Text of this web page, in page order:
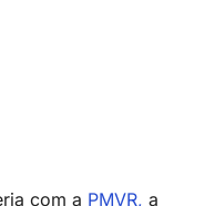
com a PMVR, a